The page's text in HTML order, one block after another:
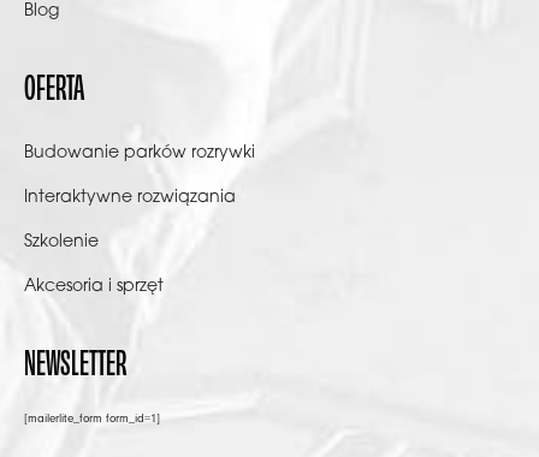
Blog
OFERTA
Budowanie parków rozrywki
Interaktywne rozwiązania
Szkolenie
Akcesoria i sprzęt
NEWSLETTER
[mailerlite_form form_id=1]